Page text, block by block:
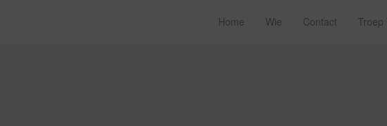
Home Wie Contact Troep